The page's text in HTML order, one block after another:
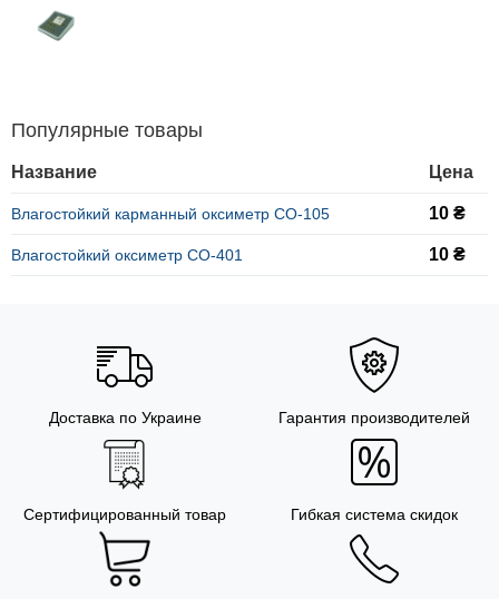
Популярные товары
Название Цена
Влагостойкий карманный оксиметр CO-105 10 ₴
Влагостойкий оксиметр CO-401 10 ₴
Доставка по Украине Гарантия производителей
Сертифицированный товар Гибкая система скидок